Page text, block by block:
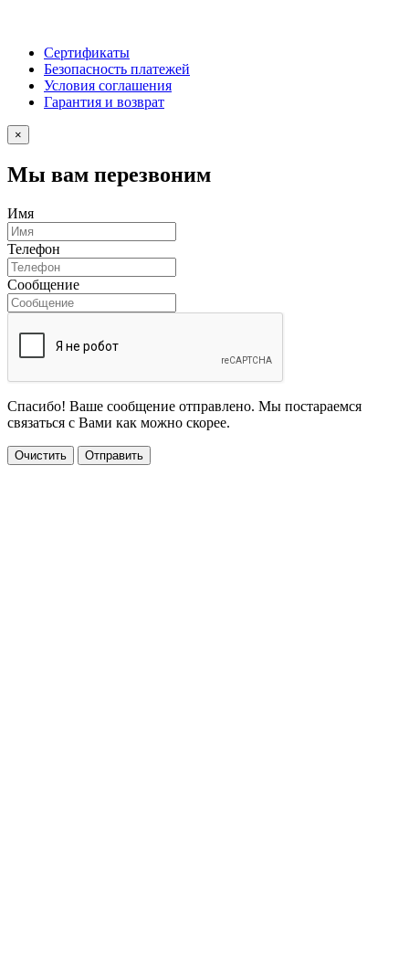
Сертификаты
Безопасность платежей
Условия соглашения
Гарантия и возврат
×
Мы вам перезвоним
Имя
Телефон
Сообщение
Спасибо! Ваше сообщение отправлено. Мы постараемся
связаться с Вами как можно скорее.
Очистить Отправить